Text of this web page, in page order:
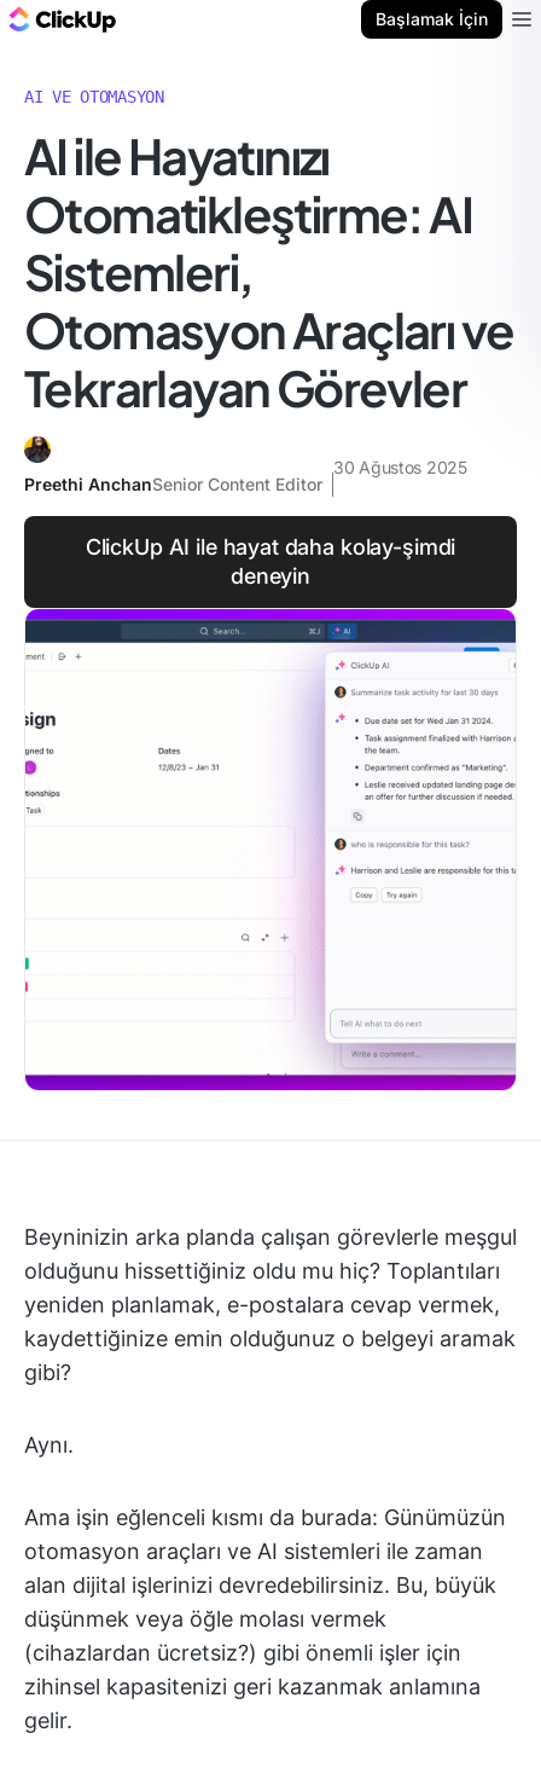
Başlamak İçin
AI VE OTOMASYON
AI ile Hayatınızı
Otomatikleştirme: AI
Sistemleri,
Otomasyon Araçları ve
Tekrarlayan Görevler
Preethi AnchanSenior Content Editor
30 Ağustos 2025
ClickUp AI ile hayat daha kolay-şimdi
deneyin
Beyninizin arka planda çalışan görevlerle meşgul
olduğunu hissettiğiniz oldu mu hiç? Toplantıları
yeniden planlamak, e-postalara cevap vermek,
kaydettiğinize emin olduğunuz o belgeyi aramak
gibi?
Aynı.
Ama işin eğlenceli kısmı da burada: Günümüzün
otomasyon araçları ve AI sistemleri ile zaman
alan dijital işlerinizi devredebilirsiniz. Bu, büyük
düşünmek veya öğle molası vermek
(cihazlardan ücretsiz?) gibi önemli işler için
zihinsel kapasitenizi geri kazanmak anlamına
gelir.